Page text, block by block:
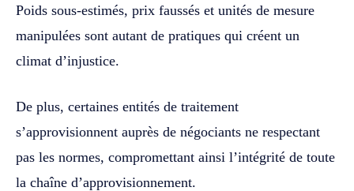
Poids sous-estimés, prix faussés et unités de mesure
manipulées sont autant de pratiques qui créent un
climat d’injustice.
De plus, certaines entités de traitement
s’approvisionnent auprès de négociants ne respectant
pas les normes, compromettant ainsi l’intégrité de toute
la chaîne d’approvisionnement.